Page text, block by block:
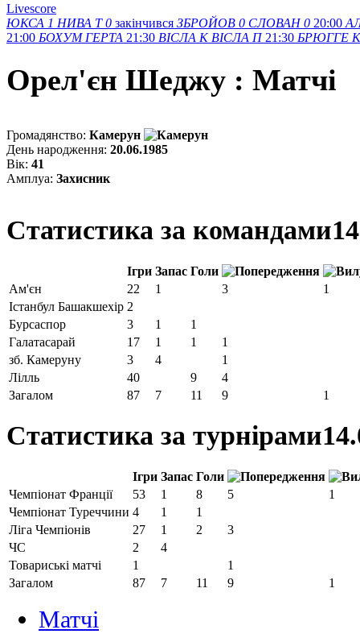
Livescore
ЮКСА 1 НИВА Т 0 закінчився ЗБРОЙОВ 0 СЛОВАН 0 20:00
21:00 БОХУМ ГЕРТА 21:30 ВІСЛА K ВІСЛА П 21:30 БРЮГГЕ
Орел'єн Шеджу : Матчi
Громадянство: Камерун
День народження: 20.06.1985
Вік: 41
Амплуа: Захисник
Статистика за командами
Ігри Запас Голи
Ам'єн
22 1 3
1
Істанбул Башакшехір 2
Бурсаспор
3 1
1
Галатасарай
17 1 1
1
зб. Камеруну
3 4
1
Лілль
40 9
4
Загалом
87 7 11 9 1
Статистика за турнірами
Ігри Запас Голи
Чемпіонат Франції
53 1 8 5
1
Чемпіонат Туреччини 4 1
1
Ліга Чемпіонів
27 1 2
3
ЧС
2
4
Товариські матчі
1
1
Загалом
87 7 11 9 1
Матчi